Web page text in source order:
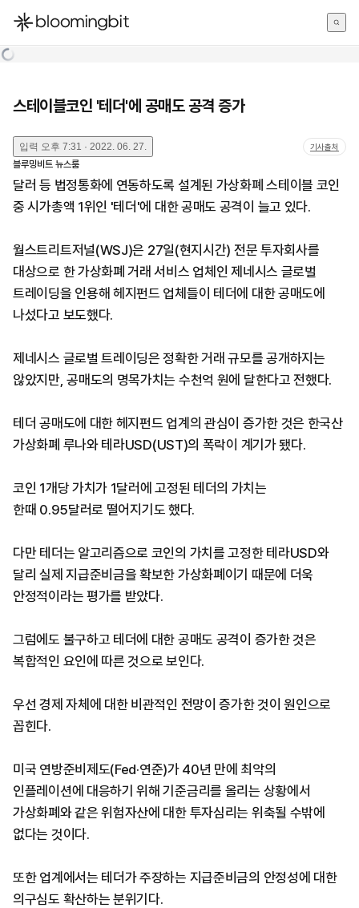
한국어
스테이블코인 '테더'에 공매도 공격 증가
입력 오후 7:31 · 2022. 06. 27. 기사출처
블루밍비트 뉴스룸
달러 등 법정통화에 연동하도록 설계된 가상화폐 스테이블 코인
중 시가총액 1위인 '테더'에 대한 공매도 공격이 늘고 있다.
월스트리트저널(WSJ)은 27일(현지시간) 전문 투자회사를
대상으로 한 가상화폐 거래 서비스 업체인 제네시스 글로벌
트레이딩을 인용해 헤지펀드 업체들이 테더에 대한 공매도에
나섰다고 보도했다.
제네시스 글로벌 트레이딩은 정확한 거래 규모를 공개하지는
않았지만, 공매도의 명목가치는 수천억 원에 달한다고 전했다.
테더 공매도에 대한 헤지펀드 업계의 관심이 증가한 것은 한국산
가상화폐 루나와 테라USD(UST)의 폭락이 계기가 됐다.
코인 1개당 가치가 1달러에 고정된 테더의 가치는
한때 0.95달러로 떨어지기도 했다.
다만 테더는 알고리즘으로 코인의 가치를 고정한 테라USD와
달리 실제 지급준비금을 확보한 가상화폐이기 때문에 더욱
안정적이라는 평가를 받았다.
그럼에도 불구하고 테더에 대한 공매도 공격이 증가한 것은
복합적인 요인에 따른 것으로 보인다.
우선 경제 자체에 대한 비관적인 전망이 증가한 것이 원인으로
꼽힌다.
미국 연방준비제도(Fed·연준)가 40년 만에 최악의
인플레이션에 대응하기 위해 기준금리를 올리는 상황에서
가상화폐와 같은 위험자산에 대한 투자심리는 위축될 수밖에
없다는 것이다.
또한 업계에서는 테더가 주장하는 지급준비금의 안정성에 대한
의구심도 확산하는 분위기다.